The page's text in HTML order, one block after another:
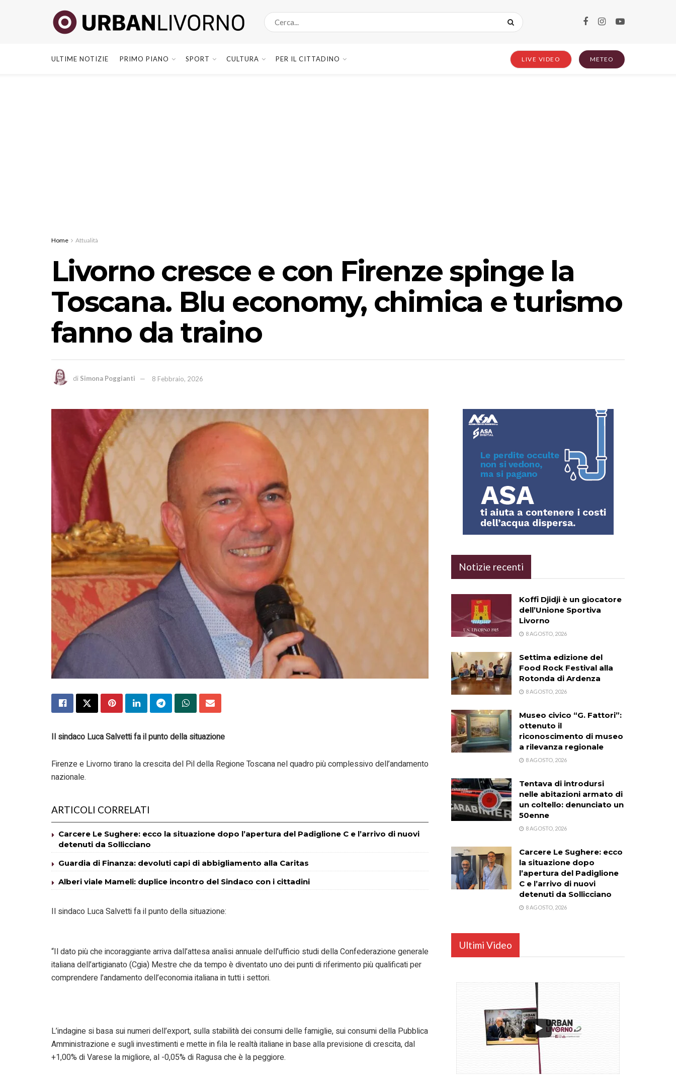
ULTIME NOTIZIE PRIMO PIANO SPORT CULTURA PER IL CITTADINO LIVE VIDEO METEO
Home Attualità
Livorno cresce e con Firenze spinge la
Toscana. Blu economy, chimica e turismo
fanno da traino
di Simona Poggianti 8 Febbraio, 2026
Il sindaco Luca Salvetti fa il punto della situazione
Firenze e Livorno tirano la crescita del Pil della Regione Toscana nel quadro più complessivo dell’andamento
nazionale.
ARTICOLI CORRELATI
Carcere Le Sughere: ecco la situazione dopo l’apertura del Padiglione C e l’arrivo di nuovi
detenuti da Sollicciano
Guardia di Finanza: devoluti capi di abbigliamento alla Caritas
Alberi viale Mameli: duplice incontro del Sindaco con i cittadini
Il sindaco Luca Salvetti fa il punto della situazione:
“Il dato più che incoraggiante arriva dall’attesa analisi annuale dell’ufficio studi della Confederazione generale
italiana dell’artigianato (Cgia) Mestre che da tempo è diventato uno dei punti di riferimento più qualificati per
comprendere l’andamento dell’economia italiana in tutti i settori.
L’indagine si basa sui numeri dell’export, sulla stabilità dei consumi delle famiglie, sui consumi della Pubblica
Amministrazione e sugli investimenti e mette in fila le realtà italiane in base alla previsione di crescita, dal
+1,00% di Varese la migliore, al -0,05% di Ragusa che è la peggiore.
Notizie recenti
Koffi Djidji è un giocatore
dell’Unione Sportiva
Livorno
8 AGOSTO, 2026
Settima edizione del
Food Rock Festival alla
Rotonda di Ardenza
8 AGOSTO, 2026
Museo civico “G. Fattori”:
ottenuto il
riconoscimento di museo
a rilevanza regionale
8 AGOSTO, 2026
Tentava di introdursi
nelle abitazioni armato di
un coltello: denunciato un
50enne
8 AGOSTO, 2026
Carcere Le Sughere: ecco
la situazione dopo
l’apertura del Padiglione
C e l’arrivo di nuovi
detenuti da Sollicciano
8 AGOSTO, 2026
Ultimi Video
...